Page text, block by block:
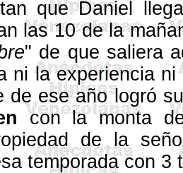
que Daniel
las 10 de la
" de que saliera
ni la experiencia ni
de ese año logró
con la monta
de la
temporada con 3